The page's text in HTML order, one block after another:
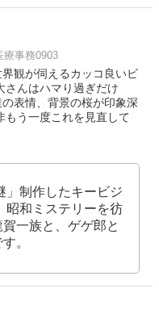
療事務0903
観が伺えるカッコ良いビ
さんはハマり過ぎだけ
表情、背景の桜が印象深
もう一度これを見直して
」制作したキービジ
昭和ミステリーを彷
一族と、ゲゲ郎と
。